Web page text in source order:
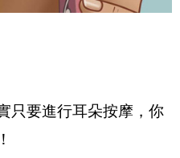
只要進行耳朵按摩，你